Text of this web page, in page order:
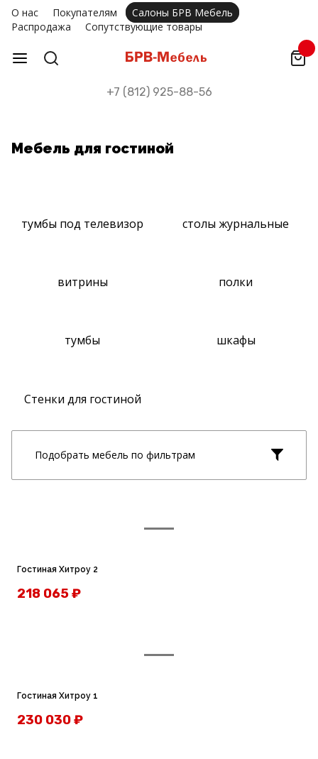
О нас Покупателям
Салоны БРВ Мебель
Распродажа
Сопутствующие товары
+7 (812) 925-88-56
Мебель для гостиной
тумбы под телевизор столы журнальные
витрины полки
тумбы шкафы
Стенки для гостиной
Подобрать мебель по фильтрам
Гостиная Хитроу 2
218 065₽
Гостиная Хитроу 1
230 030₽